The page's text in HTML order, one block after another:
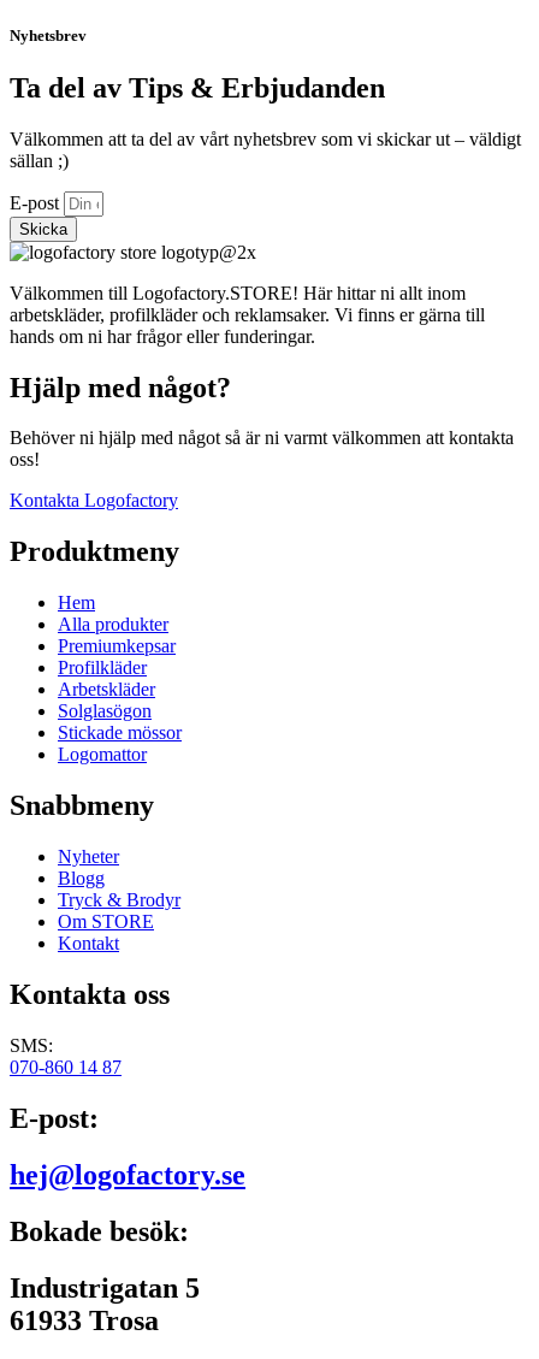
Nyhetsbrev
Ta del av Tips & Erbjudanden
Välkommen att ta del av vårt nyhetsbrev som vi skickar ut – väldigt
sällan ;)
E-post
Skicka
Välkommen till Logofactory.STORE! Här hittar ni allt inom
arbetskläder, profilkläder och reklamsaker. Vi finns er gärna till
hands om ni har frågor eller funderingar.
Hjälp med något?
Behöver ni hjälp med något så är ni varmt välkommen att kontakta
oss!
Kontakta Logofactory
Produktmeny
Hem
Alla produkter
Premiumkepsar
Profilkläder
Arbetskläder
Solglasögon
Stickade mössor
Logomattor
Snabbmeny
Nyheter
Blogg
Tryck & Brodyr
Om STORE
Kontakt
Kontakta oss
SMS:
070-860 14 87
E-post:
hej@logofactory.se
Bokade besök:
Industrigatan 5
61933 Trosa